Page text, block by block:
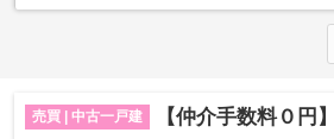
売買 | 中古一戸建 【仲介手数料０円】平塚市